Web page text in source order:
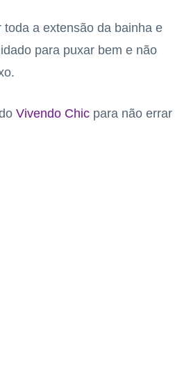
toda a extensão da bainha e
para puxar bem e não
Vivendo Chic para não errar